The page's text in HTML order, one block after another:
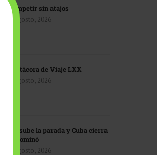
Competir sin atajos
4 agosto, 2026
Bitácora de Viaje LXX
3 agosto, 2026
EU sube la parada y Cuba cierra
el dominó
3 agosto, 2026